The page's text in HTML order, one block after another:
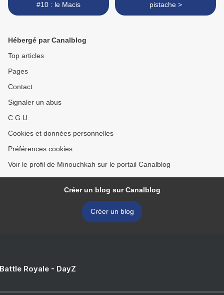
#10 : le Macis
pistache >
Hébergé par Canalblog
Top articles
Pages
Contact
Signaler un abus
C.G.U.
Cookies et données personnelles
Préférences cookies
Voir le profil de Minouchkah sur le portail Canalblog
Créer un blog sur Canalblog
Créer un blog
Royale - DayZ